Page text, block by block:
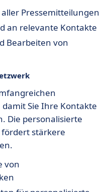
Pressemitteilungen
an relevante Kontakte
Bearbeiten von
Sie Ihre Kontakte
Die personalisierte
stärkere
von